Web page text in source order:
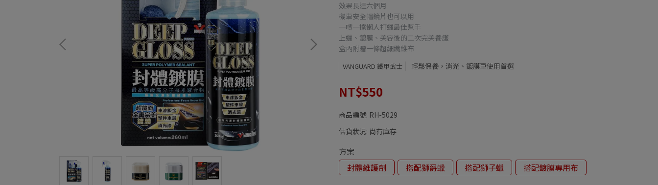
效果長達六個月
機車安全帽鏡片也可以用
一噴一擦懶人打蠟最佳幫手
上蠟、鍍膜、美容後的二次完美養護
盒內附贈一條超細纖維布
VANGUARD 鐵甲武士 輕鬆保養，消光、鍍膜車使用首選
NT$550
商品編號: RH-5029
供貨狀況: 尚有庫存
方案
封體維護劑
搭配獅爵蠟 搭配獅子蠟 搭配鍍膜專用布